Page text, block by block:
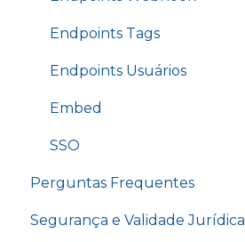
Endpoints Tags
Endpoints Usuários
Embed
SSO
Perguntas Frequentes
Contatos D4Sign
Segurança e Validade Jurídica